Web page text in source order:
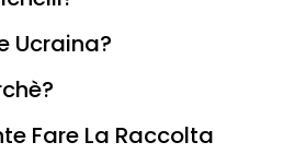
Ucraina?
Fare La Raccolta